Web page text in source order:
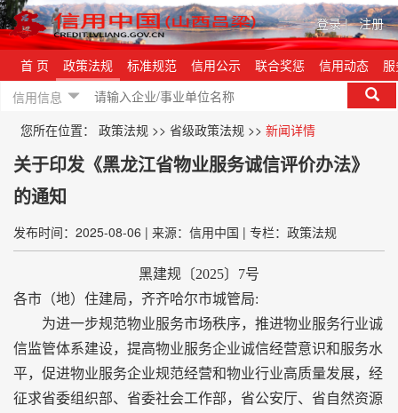
登录| 注册
首 页 政策法规 标准规范 信用公示 联合奖惩 信用动态
信用信息
您所在位置： 政策法规 >> 省级政策法规 >> 新闻详情
关于印发《黑龙江省物业服务诚信评价办法》
的通知
发布时间：2025-08-06 | 来源：信用中国 | 专栏：政策法规
黑建规〔2025〕7号
各市（地）住建局，齐齐哈尔市城管局:
为进一步规范物业服务市场秩序，推进物业服务行业诚
信监管体系建设，提高物业服务企业诚信经营意识和服务水
平，促进物业服务企业规范经营和物业行业高质量发展，经
征求省委组织部、省委社会工作部，省公安厅、省自然资源